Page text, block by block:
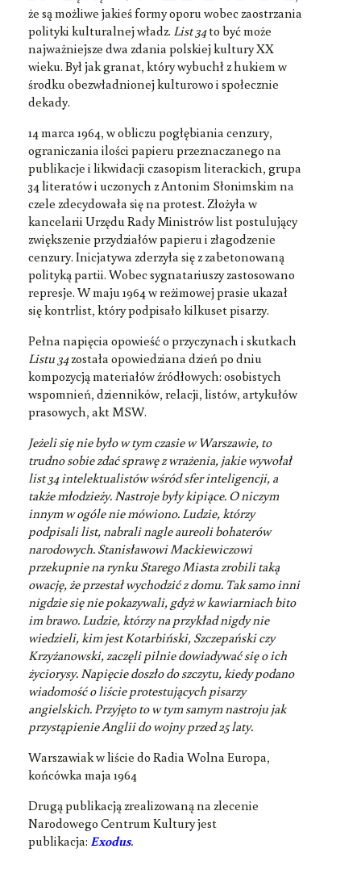
że są możliwe jakieś formy oporu wobec zaostrzania
polityki kulturalnej władz. List 34to być może
najważniejsze dwa zdania polskiej kultury XX
wieku. Był jak granat, który wybuchł z hukiem w
środku obezwładnionej kulturowo i społecznie
dekady.
14 marca 1964, w obliczu pogłębiania cenzury,
ograniczania ilości papieru przeznaczanego na
publikacje i likwidacji czasopism literackich, grupa
34 literatów i uczonych z Antonim Słonimskim na
czele zdecydowała się na protest. Złożyła w
kancelarii Urzędu Rady Ministrów list postulujący
zwiększenie przydziałów papieru i złagodzenie
cenzury. Inicjatywa zderzyła się z zabetonowaną
polityką partii. Wobec sygnatariuszy zastosowano
represje. W maju 1964 w reżimowej prasie ukazał
się kontrlist, który podpisało kilkuset pisarzy.
Pełna napięcia opowieść o przyczynach i skutkach
Listu 34została opowiedziana dzień po dniu
kompozycją materiałów źródłowych: osobistych
wspomnień, dzienników, relacji, listów, artykułów
prasowych, akt MSW.
Jeżeli się nie było w tym czasie w Warszawie, to
trudno sobie zdać sprawę z wrażenia, jakie wywołał
list 34 intelektualistów wśród sfer inteligencji, a
także młodzieży. Nastroje były kipiące. O niczym
innym w ogóle nie mówiono. Ludzie, którzy
podpisali list, nabrali nagle aureoli bohaterów
narodowych. Stanisławowi Mackiewiczowi
przekupnie na rynku Starego Miasta zrobili taką
owację, że przestał wychodzić z domu. Tak samo inni
nigdzie się nie pokazywali, gdyż w kawiarniach bito
im brawo. Ludzie, którzy na przykład nigdy nie
wiedzieli, kim jest Kotarbiński, Szczepański czy
Krzyżanowski, zaczęli pilnie dowiadywać się o ich
życiorysy. Napięcie doszło do szczytu, kiedy podano
wiadomość o liście protestujących pisarzy
angielskich. Przyjęto to w tym samym nastroju jak
przystąpienie Anglii do wojny przed 25 laty.
Warszawiak w liście do Radia Wolna Europa,
końcówka maja 1964
Drugą publikacją zrealizowaną na zlecenie
Narodowego Centrum Kultury jest
publikacja: Exodus.